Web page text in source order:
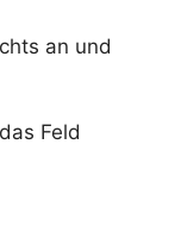
an und
Feld